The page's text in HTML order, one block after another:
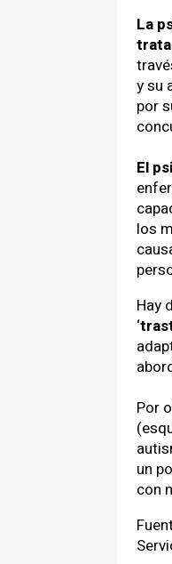
La
y su
por
El
los
Hay
‘
Por
un
con